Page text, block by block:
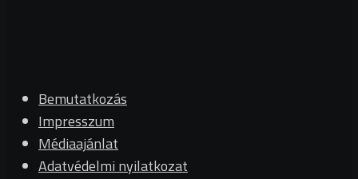
Bemutatkozás
Impresszum
Médiaajánlat
Adatvédelmi nyilatkozat